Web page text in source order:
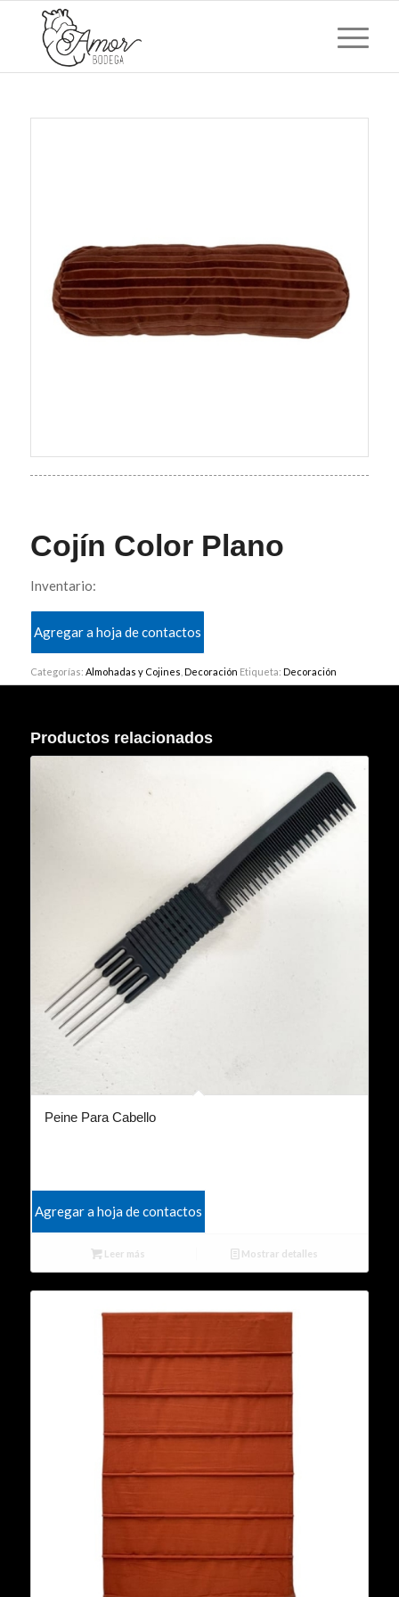
Cojín Color Plano
Inventario:
Agregar a hoja de contactos
Categorías: Almohadas y Cojines Decoración Etiqueta: Decoración
Productos relacionados
Peine Para Cabello
Agregar a hoja de contactos
Leer más Mostrar detalles